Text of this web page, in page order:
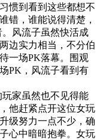
惯到看到这些都想不
错，谁能说得清楚，
风流子虽然快活成
边实力相当，不分伯
一场PK落幕。围观
PK，风流子看到有
玩家虽然也不见得能
他赶紧点开这位女玩
级努力一点不少，确
心中暗暗抱拳。女玩